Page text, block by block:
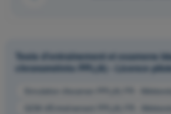
Tests d'entraînement et examens
chronométrés PPL(A) - Licence
Simulation d'examen PPL(A) FR -
QCM d'Entraînement PPL(A) FR -